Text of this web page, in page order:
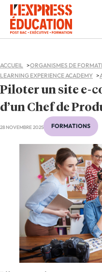
Piloter un site e-
d’un Chef de
28 NOVEMBRE 2025 FORMATIONS
ACCUEIL
ORGANISMES DE
LEARNING EXPERIENCE ACADEMY